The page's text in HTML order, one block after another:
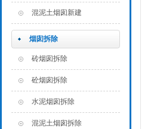
混泥土烟囱新建
烟囱拆除
砖烟囱拆除
砼烟囱拆除
水泥烟囱拆除
混泥土烟囱拆除